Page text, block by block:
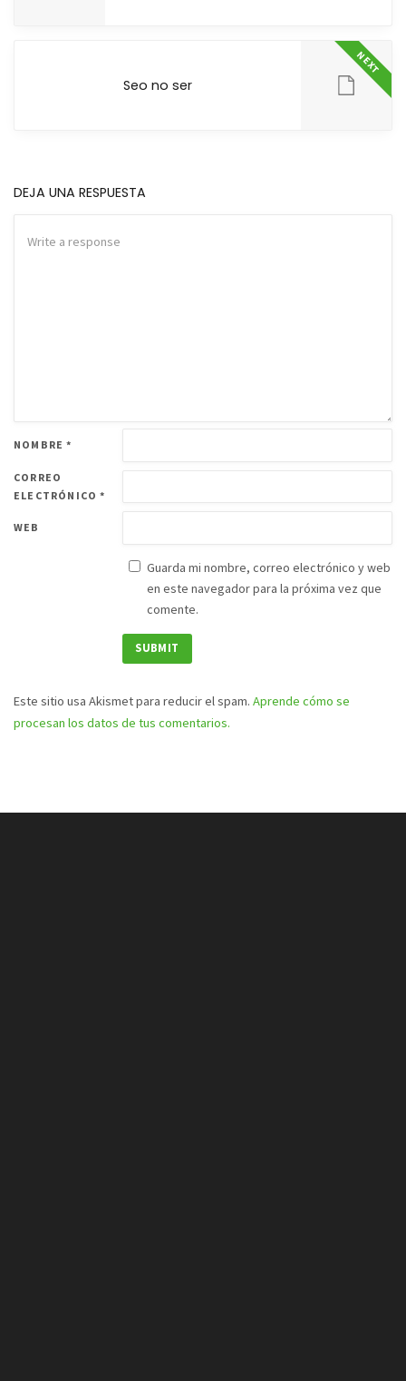
NEXT
Seo no ser
DEJA UNA RESPUESTA
NOMBRE*
CORREO
ELECTRÓNICO*
WEB
Guarda mi nombre, correo electrónico y web
en este navegador para la próxima vez que
comente.
Este sitio usa Akismet para reducir el spam. Aprende cómo se
procesan los datos de tus comentarios.